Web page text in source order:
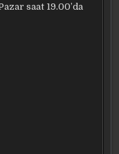
saat 19.00’da